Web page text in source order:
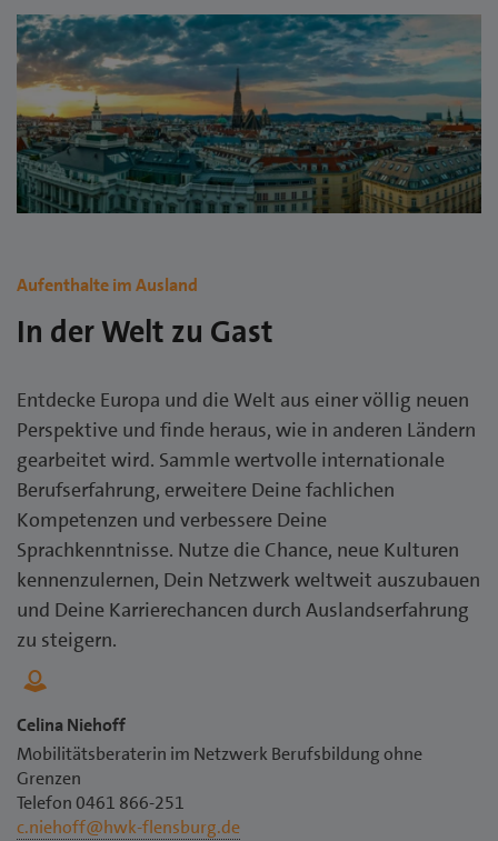
Aufenthalte im Ausland
In der Welt zu Gast
Entdecke Europa und die Welt aus einer völlig neuen
Perspektive und finde heraus, wie in anderen Ländern
gearbeitet wird. Sammle wertvolle internationale
Berufserfahrung, erweitere Deine fachlichen
Kompetenzen und verbessere Deine
Sprachkenntnisse. Nutze die Chance, neue Kulturen
kennenzulernen, Dein Netzwerk weltweit auszubauen
und Deine Karrierechancen durch Auslandserfahrung
zu steigern.
Celina Niehoff
Mobilitätsberaterin im Netzwerk Berufsbildung ohne
Grenzen
Telefon 0461 866-251
c.niehoff@hwk-flensburg.de